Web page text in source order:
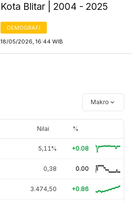
Kota Blitar | 2004 - 2025
DEMOGRAFI
18/05/2026, 16:44 WIB
Makro
Nilai %
5,11% +0.08
0,38 0.00
3.474,50 +0.86